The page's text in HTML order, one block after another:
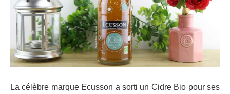
La célèbre marque Ecusson a sorti un Cidre Bio pour ses